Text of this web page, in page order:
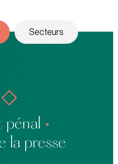
Secteurs
pénal •
la presse
injure, droit de réponse)